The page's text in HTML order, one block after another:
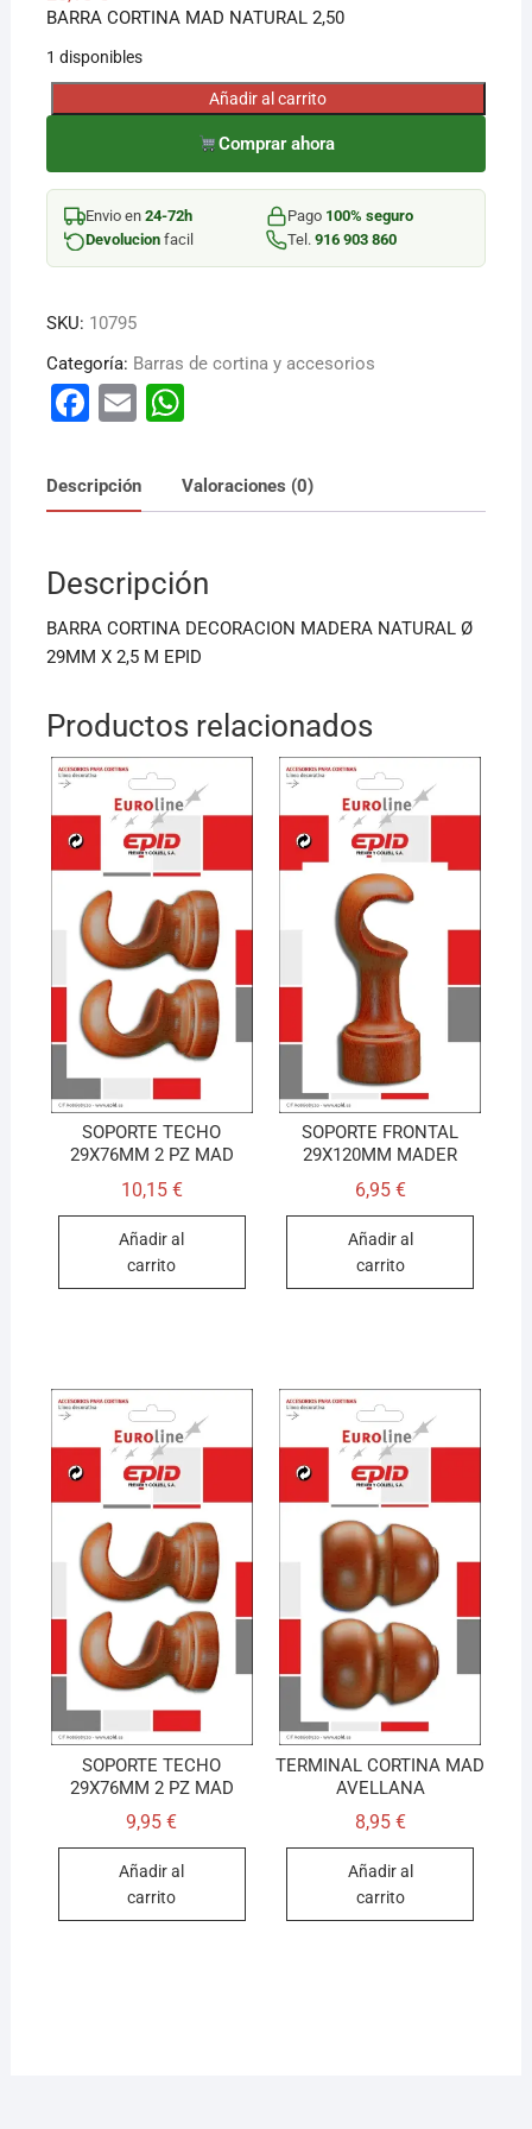
BARRA CORTINA MAD NATURAL 2,50
1 disponibles
BARRA
MAD
NATURAL
2,50
cantidad
Añadir al carrito
Comprar ahora
Envio en 24-72h Pago 100% seguro
Devolucionfacil Tel. 916 903 860
SKU: 10795
Categoría: Barras de cortina y accesorios
F
c
e
o
o
k
E
ai
l
W
at
s
p
p
Descripción Valoraciones (0)
Descripción
BARRA CORTINA DECORACION MADERA NATURAL Ø
29MM X 2,5 M EPID
Productos relacionados
SOPORTE TECHO
29X76MM 2 PZ MAD
10,15 €
Añadir al
carrito
SOPORTE FRONTAL
29X120MM MADER
6,95 €
Añadir al
carrito
SOPORTE TECHO
29X76MM 2 PZ MAD
9,95€
Añadir al
carrito
TERMINAL CORTINA MAD
AVELLANA
8,95 €
Añadir al
carrito
¡Hola! Soy el asesor virtual de Ferretería El Arroyo.
Cuéntame qué necesitas y te ayudo a encontrarlo,
aunque no sepas el nombre exacto